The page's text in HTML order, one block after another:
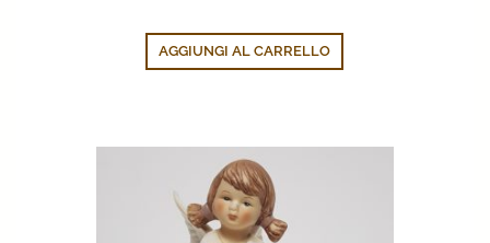
AGGIUNGI AL CARRELLO